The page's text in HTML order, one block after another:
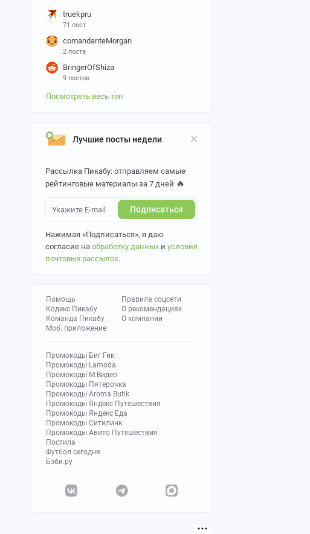
truekpru
71 пост
comandanteMorgan
2 поста
BringerOfShiza
9 постов
Посмотреть весь топ
Лучшие посты недели
Рассылка Пикабу: отправляем самые
рейтинговые материалы за 7 дней 🔥
Подписаться
Нажимая «Подписаться», я даю
согласие на обработку данных и условия
почтовых рассылок.
Помощь
Кодекс Пикабу
Команда Пикабу
Моб. приложение
Правила соцсети
О рекомендациях
О компании
Промокоды Биг Гик
Промокоды Lamoda
Промокоды М.Видео
Промокоды Пятерочка
Промокоды Aroma Butik
Промокоды Яндекс Путешествия
Промокоды Яндекс Еда
Промокоды Ситилинк
Промокоды Авито Путешествия
Постила
Футбол сегодня
Бэби.ру